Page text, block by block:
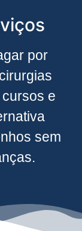
por
e
sem